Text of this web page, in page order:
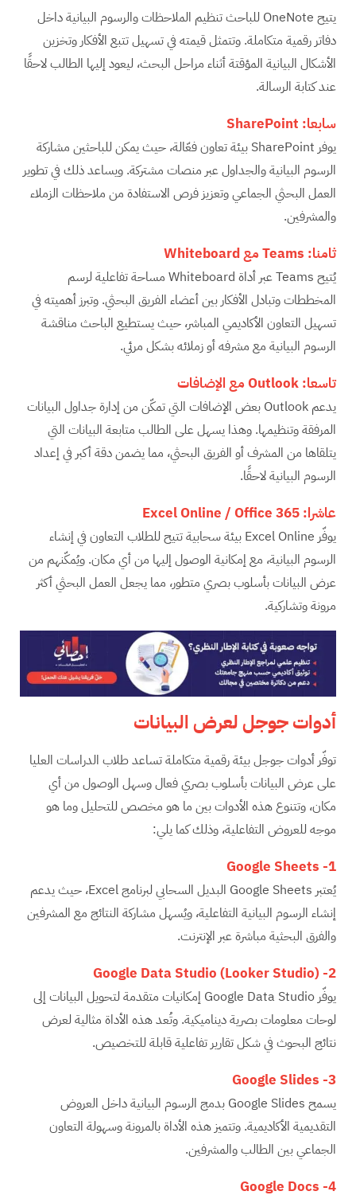
يتيح OneNote للباحث تنظيم الملاحظات والرسوم البيانية داخل
دفاتر رقمية متكاملة. وتتمثل قيمته في تسهيل تتبع الأفكار وتخزين
الأشكال البيانية المؤقتة أثناء مراحل البحث، ليعود إليها الطالب لاحقًا
عند كتابة الرسالة.
سابعا: SharePoint
يوفر SharePoint بيئة تعاون فعّالة، حيث يمكن للباحثين مشاركة
الرسوم البيانية والجداول عبر منصات مشتركة. ويساعد ذلك في تطوير
العمل البحثي الجماعي وتعزيز فرص الاستفادة من ملاحظات الزملاء
والمشرفين.
ثامنا: Teamsمع
يُتيح Teams عبر أداة Whiteboard مساحة تفاعلية لرسم
المخططات وتبادل الأفكار بين أعضاء الفريق البحثي. وتبرز أهميته في
تسهيل التعاون الأكاديمي المباشر، حيث يستطيع الباحث مناقشة
الرسوم البيانية مع مشرفه أو زملائه بشكل مرئي.
تاسعا: Outlookمع الإضافات
يدعم Outlook بعض الإضافات التي تمكّن من إدارة جداول البيانات
المرفقة وتنظيمها. وهذا يسهل على الطالب متابعة البيانات التي
يتلقاها من المشرف أو الفريق البحثي، مما يضمن دقة أكبر في إعداد
الرسوم البيانية لاحقًا.
عاشرا: Excel Online / Office 365
يوفّر Excel Online بيئة سحابية تتيح للطلاب التعاون في إنشاء
الرسوم البيانية، مع إمكانية الوصول إليها من أي مكان. ويُمكّنهم من
عرض البيانات بأسلوب بصري متطور، مما يجعل العمل البحثي أكثر
مرونة وتشاركية.
أدوات جوجل لعرض البيانات
توفّر أدوات جوجل بيئة رقمية متكاملة تساعد طلاب الدراسات العليا
على عرض البيانات بأسلوب بصري فعال وسهل الوصول من أي
مكان، وتتنوع هذه الأدوات بين ما هو مخصص للتحليل وما هو
موجه للعروض التفاعلية، وذلك كما يلي:
1-
Google Sheets
يُعتبر Google Sheets البديل السحابي لبرنامج Excel، حيث يدعم
إنشاء الرسوم البيانية التفاعلية، ويُسهل مشاركة النتائج مع المشرفين
والفرق البحثية مباشرة عبر الإنترنت.
2-
Google Data Studio (Looker Studio)
يوفّر Google Data Studio إمكانيات متقدمة لتحويل البيانات إلى
لوحات معلومات بصرية ديناميكية. وتُعد هذه الأداة مثالية لعرض
نتائج البحوث في شكل تقارير تفاعلية قابلة للتخصيص.
3-
Google Slides
يسمح Google Slides بدمج الرسوم البيانية داخل العروض
التقديمية الأكاديمية. وتتميز هذه الأداة بالمرونة وسهولة التعاون
الجماعي بين الطالب والمشرفين.
4-
Google Docs